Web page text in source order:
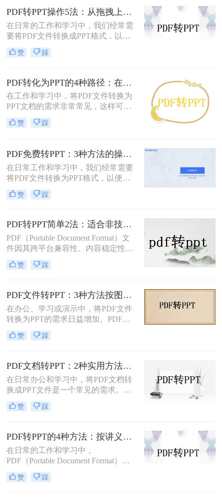
PDF转PPT操作5法：从拖拽上传到批量转换的完整步骤！
在日常的工作和学习中，我们经常需
要将PDF文件转换成PPT格式，以便
进行编辑、展示和分享。那么PDF怎
么转换成PPT呢？本文将介绍五种将
赞 踩
PDF转化为PPT的4种路径：在线、客户端、插件和手动各有什么区别！
在工作和学习中，将PDF文件转换为
PPT文档的需求非常常见，这样可以
方便地进行演示和分享。那么pdf如何
转化为ppt呢？本文将介绍四种常见的
求选择最合适的方式。
赞 踩
PDF免费转PPT：3种方法的操作步骤和常见报错处理!
在日常工作和学习中，我们经常需要
将PDF文件转换为PPT格式，以便进
行演示和分享。那么如何免费将pdf转
换成PPT呢？本文将介绍三种免费将
赞 踩
PDF转PPT简单2法：适合非技术用户的快速操作流程！
PDF（Portable Document Format）文
件因其跨平台兼容性、内容稳定性和
不易被篡改的特性，在文档分享、存
档和打印中得到了广泛应用。然而，
PPT（PowerPoint）格式，以便进行演
示、编辑或团队协作。那么PDF怎么
转换成PPT呢？本文将介绍两种将
PDF转换成PPT的方法。
赞 踩
PDF文件转PPT：3种方法按图文复杂度的转换精度排名！
在办公、学习或演示中，将PDF文件
转换为PPT的需求日益增加。PDF格
式虽然适合文档共享，但若需编辑或
重新排版内容，转换为PPT会更灵
本文将介绍几种简单实用的方法，帮
助您高效完成转换。
赞 踩
PDF文档转PPT：2种实用方法的关键参数和输出对比！
在日常办公和学习中，将PDF文档转
换成PPT文件是一个常见的需求。
PDF文件因其跨平台性和格式稳定性
而广受欢迎，但在某些情况下，我们
以便进行演示、分享或编辑。那么pdf
文档如何转化成ppt呢？本文将介绍两
种将PDF文档转化成PPT的实用方
法。
赞 踩
PDF转PPT的4种方法：按讲义、合同、报告3种文件类型选！
在日常的工作和学习中，
PDF（Portable Document Format）因
其格式稳定、跨平台兼容等优点而广
泛应用。然而，在某些场合下，我们
赞 踩